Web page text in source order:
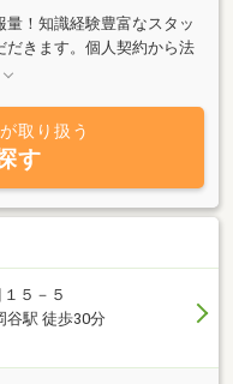
！知識経験豊富なスタッ
だきます。個人契約から法
のご来店を心よりお待ち
取り扱う
す
５－５
谷駅 徒歩30分